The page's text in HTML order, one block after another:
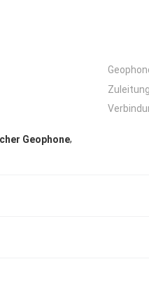
Geophone,